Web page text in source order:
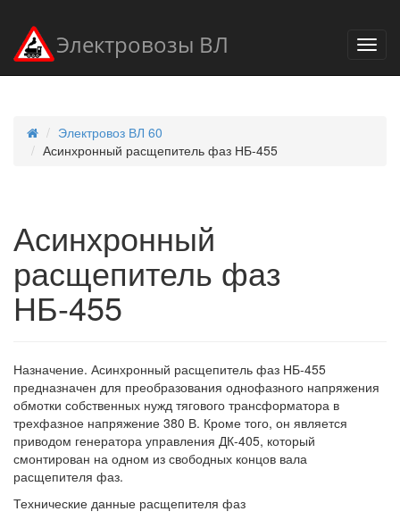
Электровозы ВЛ
Электровоз ВЛ 60
Асинхронный расщепитель фаз НБ-455
Асинхронный
расщепитель фаз
НБ-455
Назначение. Асинхронный расщепитель фаз НБ-455
предназначен для преобразования однофазного напряжения
обмотки собственных нужд тягового трансформатора в
трехфазное напряжение 380 В. Кроме того, он является
приводом генератора управления ДК-405, который
смонтирован на одном из свободных концов вала
расщепителя фаз.
Технические данные расщепителя фаз